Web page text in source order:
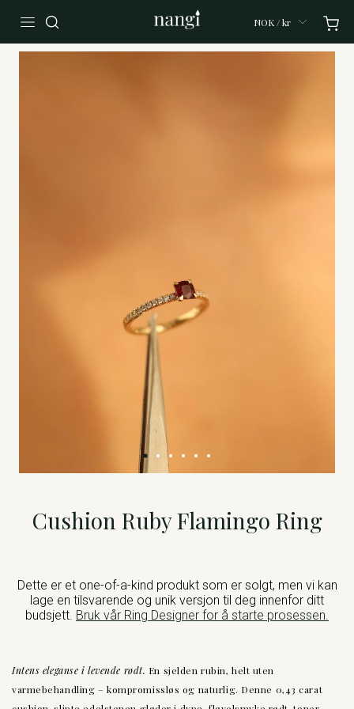
NOK / kr
Cushion Ruby Flamingo Ring
Dette er et one-of-a-kind produkt som er solgt, men vi kan
lage en tilsvarende og unik versjon til deg innenfor ditt
budsjett. Bruk vår Ring Designer for å starte prosessen.
Intens eleganse i levende rødt. En sjelden rubin, helt uten
varmebehandling – kompromissløs og naturlig. Denne 0,43 carat